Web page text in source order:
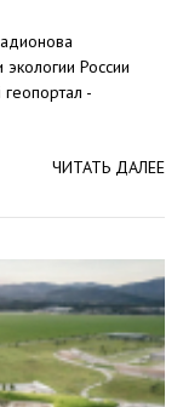
России
-
ЧИТАТЬ ДАЛЕЕ